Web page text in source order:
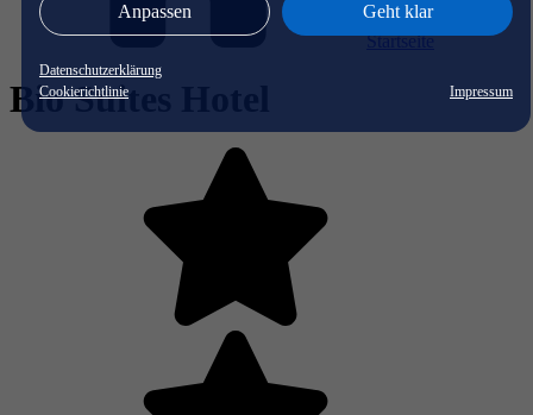
Anpassen Geht klar
Datenschutzerklärung
Cookierichtlinie
Impressum
Startseite
Bio Suites Hotel